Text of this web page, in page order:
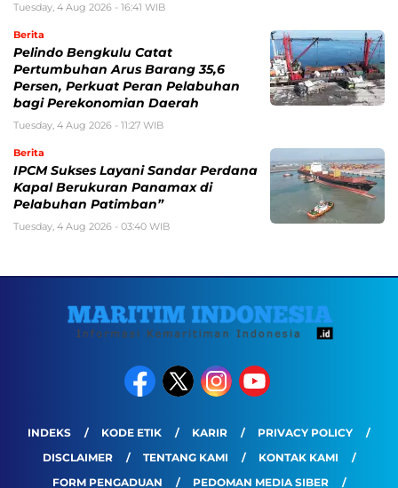
Tuesday, 4 Aug 2026 - 16:41 WIB
Berita
Pelindo Bengkulu Catat
Pertumbuhan Arus Barang 35,6
Persen, Perkuat Peran Pelabuhan
bagi Perekonomian Daerah
Tuesday, 4 Aug 2026 - 11:27 WIB
Berita
IPCM Sukses Layani Sandar Perdana
Kapal Berukuran Panamax di
Pelabuhan Patimban”
Tuesday, 4 Aug 2026 - 03:40 WIB
INDEKS KODE ETIK KARIR
PRIVACY POLICY
DISCLAIMER
TENTANG KAMI
KONTAK KAMI
FORM PENGADUAN
PEDOMAN MEDIA SIBER